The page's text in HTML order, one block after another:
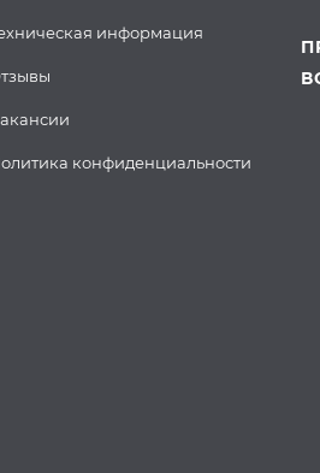
информация
конфиденциальности